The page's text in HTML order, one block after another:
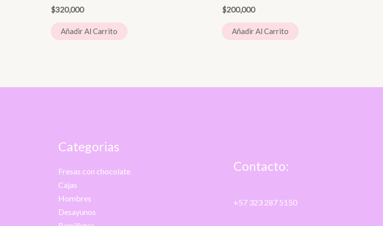
$320,000
Añadir Al Carrito
$200,000
Añadir Al Carrito
Categorias
Fresas con chocolate
Cajas
Hombres
Desayunos
Contacto:
+57 323 287 5150